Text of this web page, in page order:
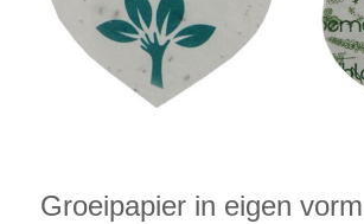
Groeipapier in eigen